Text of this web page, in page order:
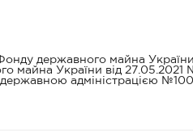
державного майна
майна України від 27.05.2021
адміністрацією